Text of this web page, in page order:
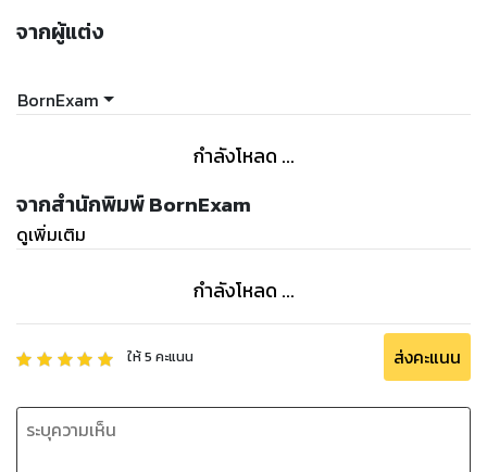
จากผู้แต่ง
BornExam
กำลังโหลด ...
จากสำนักพิมพ์ BornExam
ดูเพิ่มเติม
กำลังโหลด ...
ให้5 คะแนน ส่งคะแนน